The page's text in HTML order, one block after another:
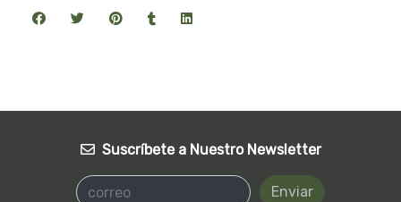
Suscríbete a Nuestro Newsletter
Enviar